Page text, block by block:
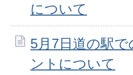
について
5月7日道の駅で
ントについて